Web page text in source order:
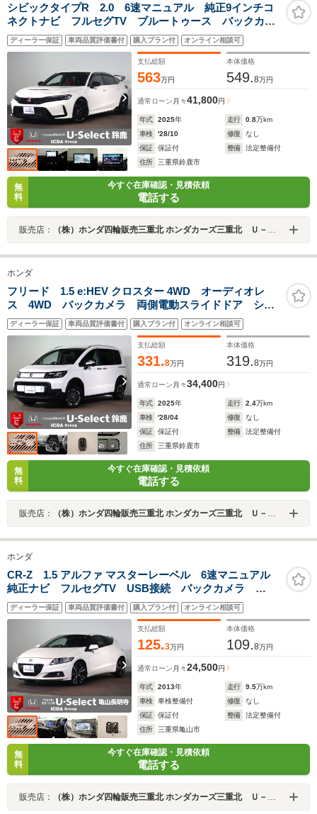
シビックタイプR 2.0 6速マニュアル 純正9インチコ
ネクトナビ フルセグTV ブルートゥース バックカメ
ラ ETC2.0 LEDオートライト ワンオーナー 禁煙
車 Pセンサー ターボ 赤シート ホンダセンシング
ディーラー保証 車両品質評価書付 購入プラン付 オンライン相談可
支払総額
563万円
本体価格
549.8万円
通常ローン 月々41,800円
年式 2025年 走行 0.8万km
車検
'28/10 修復
なし
保証
保証付 整備
法定整備付
住所
三重県鈴鹿市
無
料
今すぐ在庫確認・見積依頼
電話する
販売店： （株）ホンダ四輪販売三重北 ホンダカーズ三重北 Ｕ－Ｓｅｌｅｃｔ鈴鹿
ホンダ
フリード 1.5 e:HEV クロスター 4WD オーディオレ
ス 4WD バックカメラ 両側電動スライドドア シー
トヒーター LEDオートライト オートハイビーム ワ
ンオーナー 禁煙車 ルーフレール BSI パーキングセ
ンサー スマートキー
ディーラー保証 車両品質評価書付 購入プラン付 オンライン相談可
支払総額
331.8万円
本体価格
319.8万円
通常ローン 月々34,400円
年式 2025年 走行 2.4万km
車検
'28/04 修復
なし
保証
保証付 整備
法定整備付
住所
三重県鈴鹿市
無
料
今すぐ在庫確認・見積依頼
電話する
販売店： （株）ホンダ四輪販売三重北 ホンダカーズ三重北 Ｕ－Ｓｅｌｅｃｔ鈴鹿
ホンダ
CR-Z 1.5 アルファ マスターレーベル 6速マニュアル
純正ナビ フルセグTV USB接続 バックカメラ
ETC ワンオーナー HIDオートライト インテリキー
アイドリングストップ ハーフレザー 純正17インチア
ディーラー保証 車両品質評価書付 購入プラン付 オンライン相談可
支払総額
125.3万円
本体価格
109.8万円
通常ローン 月々24,500円
年式 2013年 走行 9.5万km
車検
車検整備付 修復
なし
保証
保証付 整備
法定整備付
住所
三重県亀山市
無
料
今すぐ在庫確認・見積依頼
電話する
販売店： （株）ホンダ四輪販売三重北 ホンダカーズ三重北 Ｕ－Ｓｅｌｅｃｔ亀山長明寺